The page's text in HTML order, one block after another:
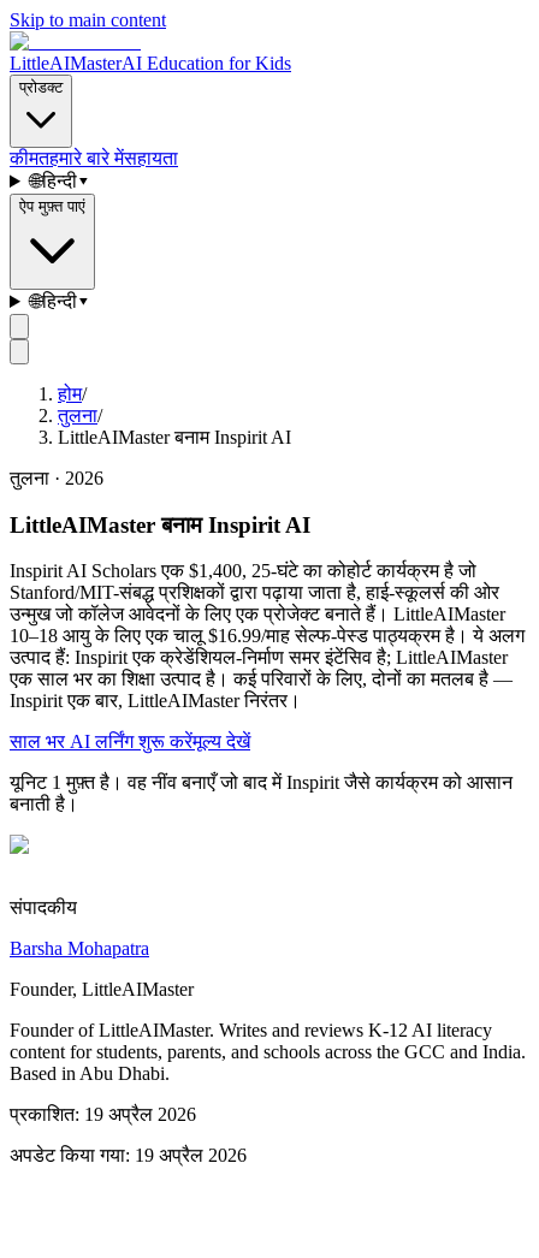
Skip to main content
LittleAIMasterAI Education for Kids
प्रोडक्ट
कीमतहमारे बारे मेंसहायता
🌐हिन्दी▾
ऐप मुफ़्त पाएं
🌐हिन्दी▾
होम/
तुलना/
LittleAIMaster बनाम Inspirit AI
तुलना · 2026
LittleAIMaster बनाम Inspirit AI
Inspirit AI Scholars एक $1,400, 25-घंटे का कोहोर्ट कार्यक्रम है जो
Stanford/MIT-संबद्ध प्रशिक्षकों द्वारा पढ़ाया जाता है, हाई-स्कूलर्स की ओर
उन्मुख जो कॉलेज आवेदनों के लिए एक प्रोजेक्ट बनाते हैं। LittleAIMaster
10–18 आयु के लिए एक चालू $16.99/माह सेल्फ-पेस्ड पाठ्यक्रम है। ये अलग
उत्पाद हैं: Inspirit एक क्रेडेंशियल-निर्माण समर इंटेंसिव है; LittleAIMaster
एक साल भर का शिक्षा उत्पाद है। कई परिवारों के लिए, दोनों का मतलब है —
Inspirit एक बार, LittleAIMaster निरंतर।
साल भर AI लर्निंग शुरू करेंमूल्य देखें
यूनिट 1 मुफ़्त है। वह नींव बनाएँ जो बाद में Inspirit जैसे कार्यक्रम को आसान
बनाती है।
संपादकीय
Barsha Mohapatra
Founder, LittleAIMaster
Founder of LittleAIMaster. Writes and reviews K-12 AI literacy
content for students, parents, and schools across the GCC and India.
Based in Abu Dhabi.
प्रकाशित: 19 अप्रैल 2026
अपडेट किया गया: 19 अप्रैल 2026